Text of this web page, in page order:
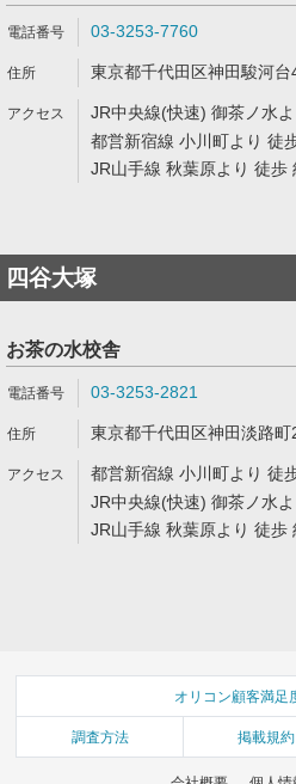
03-3253-7760
東京都千代田区神田駿河台
JR中央線(快速) 御茶ノ水
都営新宿線 小川町より 徒
JR山手線 秋葉原より 徒歩
四谷大塚
お茶の水校舎
03-3253-2821
東京都千代田区神田淡路
都営新宿線 小川町より 徒
JR中央線(快速) 御茶ノ水
JR山手線 秋葉原より 徒歩
オリコン顧客満足
調査方法 掲載規約